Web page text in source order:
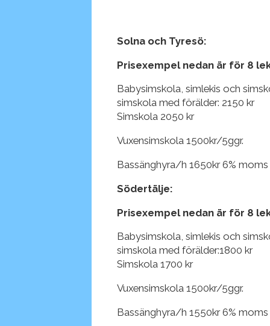
Solna och Tyresö:
Prisexempel nedan är för 8
Babysimskola, simlekis och
simskola med förälder: 2150 kr
Simskola 2050 kr
Vuxensimskola 1500kr/5ggr.
Bassänghyra/h 1650kr 6%
Södertälje:
Prisexempel nedan är för 8
Babysimskola, simlekis och
simskola med förälder:1800 kr
Simskola 1700 kr
Vuxensimskola 1500kr/5ggr.
Bassänghyra/h 1550kr 6%